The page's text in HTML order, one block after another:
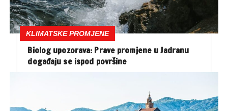
KLIMATSKE PROMJENE
Biolog upozorava: Prave promjene u Jadranu
događaju se ispod površine